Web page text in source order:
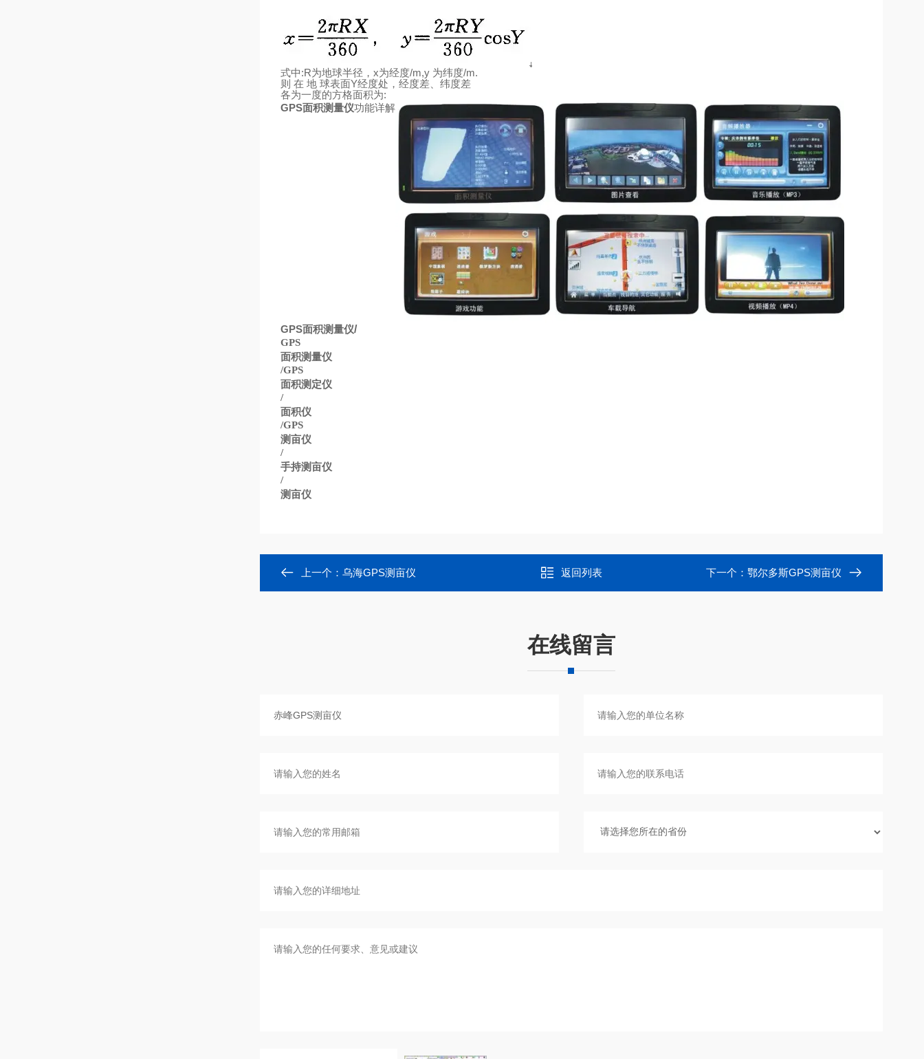
式中:R为地球半径， x为经度/m,y 为纬度/m.
则 在 地 球表面Y经度处，经度差、纬度差
各为一度的方格面积为:
GPS面积测量仪功能详解
GPS面积测量仪/
GPS
面积测量仪
/GPS
面积测定仪
/
面积仪
/GPS
测亩仪
/
手持测亩仪
/
测亩仪
上一个： 乌海GPS测亩仪 返回列表 下一个： 鄂尔多斯GPS测亩仪
在线留言